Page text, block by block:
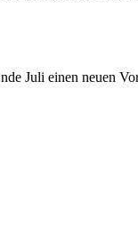
Juli einen neuen